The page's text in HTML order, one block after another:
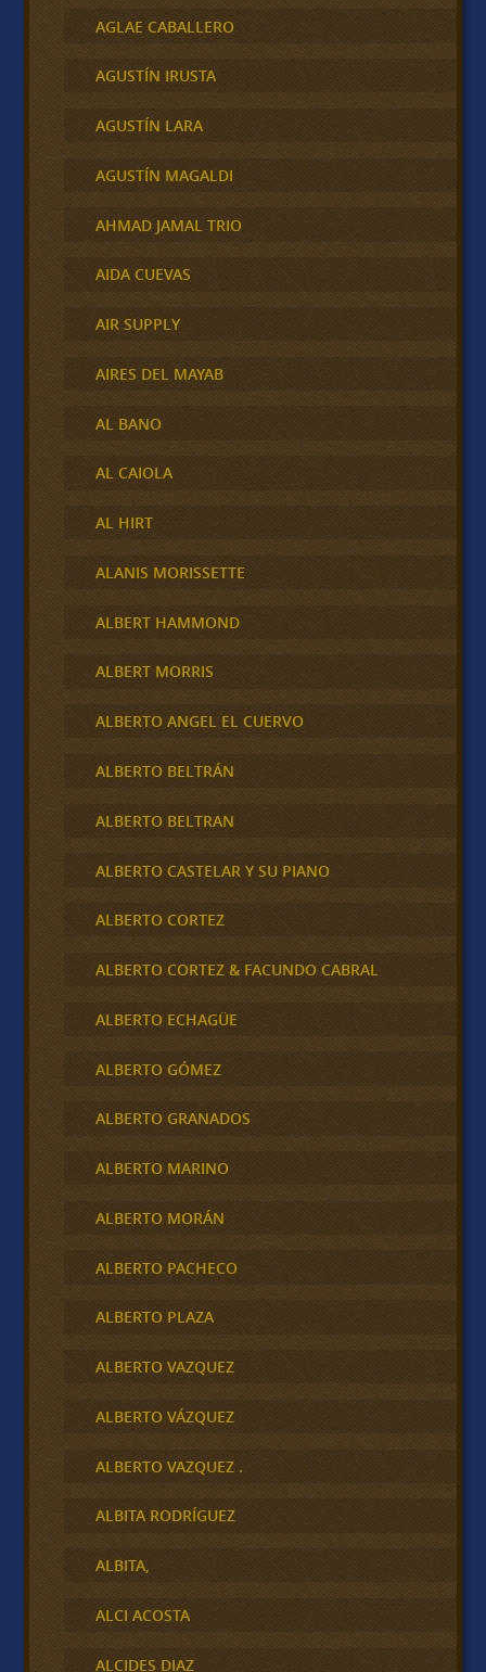
AGLAE CABALLERO
AGUSTÍN IRUSTA
AGUSTÍN LARA
AGUSTÍN MAGALDI
AHMAD JAMAL TRIO
AIDA CUEVAS
AIR SUPPLY
AIRES DEL MAYAB
AL BANO
AL CAIOLA
AL HIRT
ALANIS MORISSETTE
ALBERT HAMMOND
ALBERT MORRIS
ALBERTO ANGEL EL CUERVO
ALBERTO BELTRÁN
ALBERTO BELTRAN
ALBERTO CASTELAR Y SU PIANO
ALBERTO CORTEZ
ALBERTO CORTEZ & FACUNDO CABRAL
ALBERTO ECHAGÜE
ALBERTO GÓMEZ
ALBERTO GRANADOS
ALBERTO MARINO
ALBERTO MORÁN
ALBERTO PACHECO
ALBERTO PLAZA
ALBERTO VAZQUEZ
ALBERTO VÁZQUEZ
ALBERTO VAZQUEZ .
ALBITA RODRÍGUEZ
ALBITA,
ALCI ACOSTA
ALCIDES DIAZ